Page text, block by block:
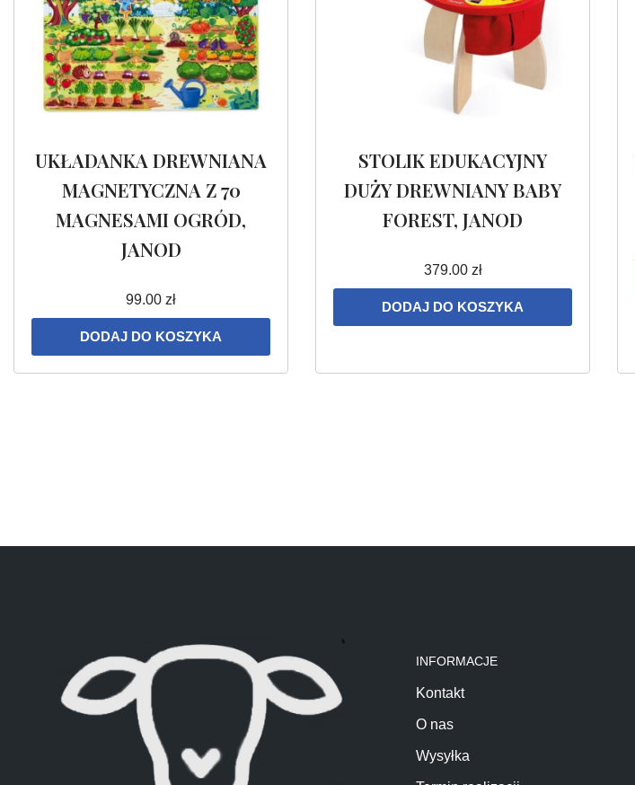
UKŁADANKA DREWNIANA
MAGNETYCZNA Z 70
MAGNESAMI OGRÓD,
JANOD
99.00 zł
DODAJ DO KOSZYKA
STOLIK EDUKACYJNY
DUŻY DREWNIANY BABY
FOREST, JANOD
379.00 zł
DODAJ DO KOSZYKA
INFORMACJE
Kontakt
O nas
Wysyłka